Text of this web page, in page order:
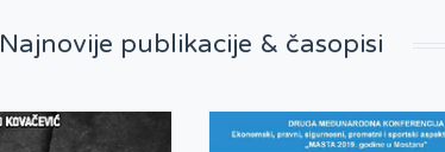
Najnovije publikacije & časopisi